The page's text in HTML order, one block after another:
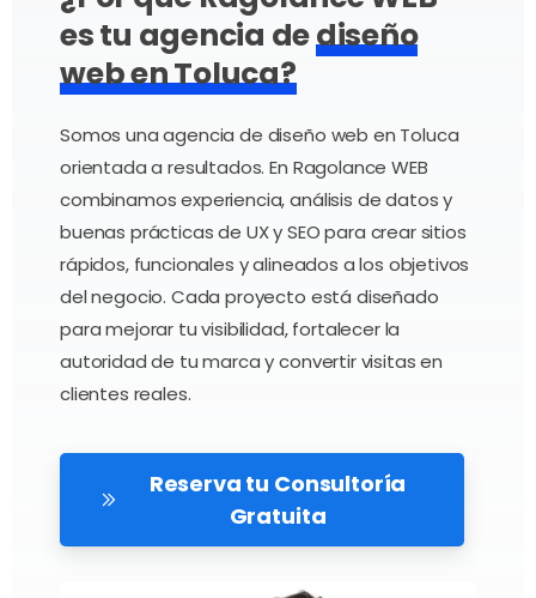
es tu agencia dediseño
web en Toluca?
Somos una agencia de diseño web en Toluca
orientada a resultados. En Ragolance WEB
combinamos experiencia, análisis de datos y
buenas prácticas de UX y SEO para crear sitios
rápidos, funcionales y alineados a los objetivos
del negocio. Cada proyecto está diseñado
para mejorar tu visibilidad, fortalecer la
autoridad de tu marca y convertir visitas en
clientes reales.
Reserva tu Consultoría
Gratuita